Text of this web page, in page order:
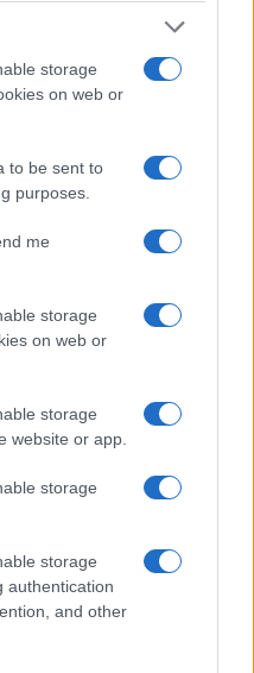
storage
on web or
to be sent to
purposes.
me
storage
on web or
storage
website or app.
storage
storage
authentication
and other
Δωρεά σε
στη μνήμη του